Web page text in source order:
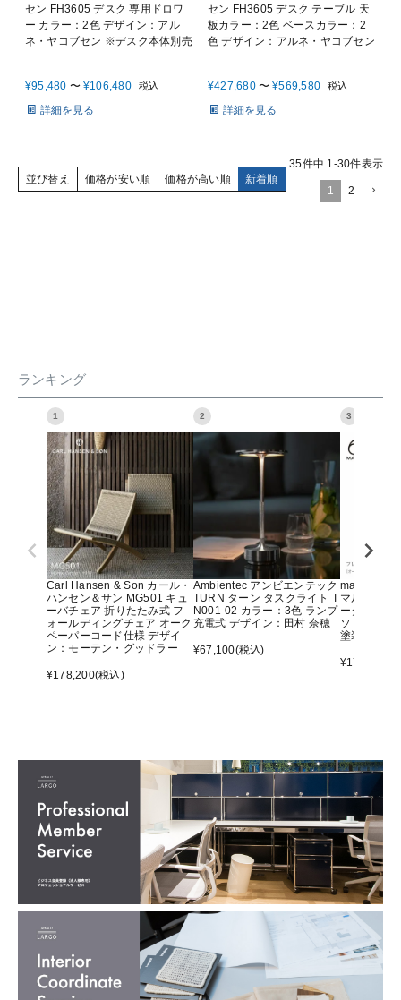
セン FH3605 デスク 専用ドロワ
ー カラー：2色 デザイン：アル
ネ・ヤコブセン ※デスク本体別売
¥95,480 〜 ¥106,480 税込
詳細を見る
セン FH3605 デスク テーブル 天
板カラー：2色 ベースカラー：2
色 デザイン：アルネ・ヤコブセン
¥427,680 〜 ¥569,580 税込
詳細を見る
並び替え 価格が安い順 価格が高い順 新着順
35件中 1 -30件表示
1 2
ランキング
1
Carl Hansen & Son カール・
ハンセン＆サン MG501 キュ
ーバチェア 折りたたみ式 フ
ォールディングチェア オーク
ペーパーコード仕様 デザイ
ン：モーテン・グッドラー
¥178,200(税込)
2
Ambientec アンビエンテック
TURN ターン タスクライト T
N001-02 カラー：3色 ランプ
充電式 デザイン：田村 奈穂
¥67,100(税込)
3
maruni マ
マルニ60
ーター ア
ソファ オ
塗装）
¥176,000